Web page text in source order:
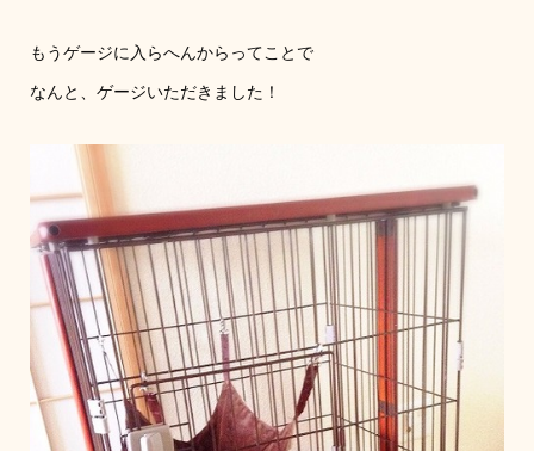
もうゲージに入らへんからってことで
なんと、ゲージいただきました！